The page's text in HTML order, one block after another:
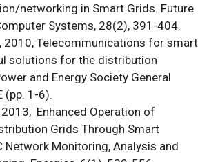
networking in Smart Grids. Future
Systems, 28(2), 391-404.
2010, Telecommunications for smart
solutions for the distribution
and Energy Society General
(pp. 1-6).
2013, Enhanced Operation of
Grids Through Smart
Network Monitoring, Analysis and